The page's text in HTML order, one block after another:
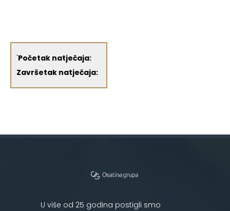
'Početak natječaja:
Završetak natječaja:
U više od 25 godina postigli smo